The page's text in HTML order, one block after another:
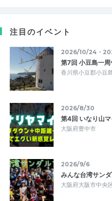
注目のイベント
2026/10/24・
第7回 小豆島一
香川県小豆郡小豆
2026/8/30
第4回 いなり山
大阪府豊中市
2026/9/6
みんな台湾サン
大阪府大阪市中央